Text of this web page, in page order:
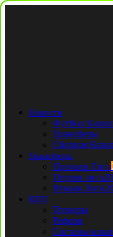
Новости
Футбол
Трансферы
Сборная
Трансферы
Премьер Лига
Первая лига
Вторая Лига
КПЛ
Тренеры
Рефери
Составы